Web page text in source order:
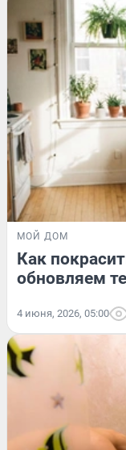
МОЙ ДОМ
Как
обновляем
4 июня, 2026, 05:00